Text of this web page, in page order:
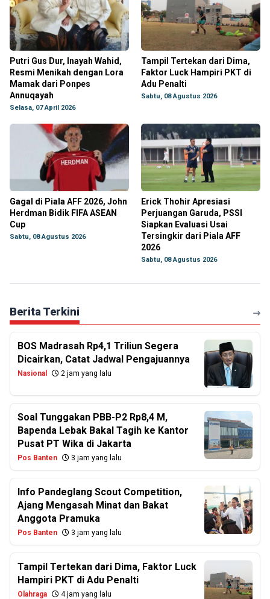
Putri Gus Dur, Inayah Wahid,
Resmi Menikah dengan Lora
Mamak dari Ponpes
Annuqayah
Selasa, 07 April 2026
Tampil Tertekan dari Dima,
Faktor Luck Hampiri PKT di
Adu Penalti
Sabtu, 08 Agustus 2026
Gagal di Piala AFF 2026, John
Herdman Bidik FIFA ASEAN
Cup
Sabtu, 08 Agustus 2026
Erick Thohir Apresiasi
Perjuangan Garuda, PSSI
Siapkan Evaluasi Usai
Tersingkir dari Piala AFF
2026
Sabtu, 08 Agustus 2026
Berita Terkini
BOS Madrasah Rp4,1 Triliun Segera
Dicairkan, Catat Jadwal Pengajuannya
Nasional 2 jam yang lalu
Soal Tunggakan PBB-P2 Rp8,4 M,
Bapenda Lebak Bakal Tagih ke Kantor
Pusat PT Wika di Jakarta
Pos Banten 3 jam yang lalu
Info Pandeglang Scout Competition,
Ajang Mengasah Minat dan Bakat
Anggota Pramuka
Pos Banten 3 jam yang lalu
Tampil Tertekan dari Dima, Faktor Luck
Hampiri PKT di Adu Penalti
Olahraga 4 jam yang lalu